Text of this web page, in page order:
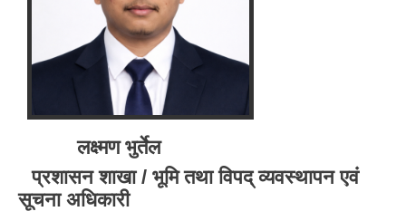
लक्ष्मण भुर्तेल
प्रशासन शाखा / भूमि तथा विपद् व्यवस्थापन एवं
सूचना अधिकारी